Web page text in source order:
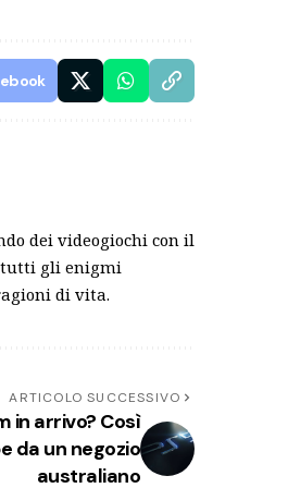
dei videogiochi con il
tutti gli enigmi
di vita.
ARTICOLO SUCCESSIVO
in arrivo? Così
da un negozio
australiano